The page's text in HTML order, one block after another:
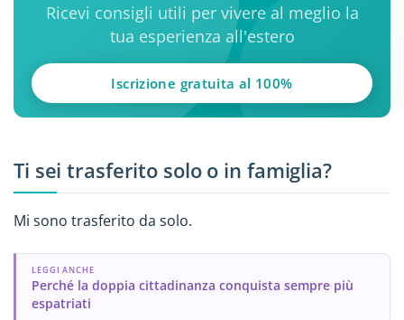
Ricevi consigli utili per vivere al meglio la
tua esperienza all'estero
Iscrizione gratuita al 100%
Ti sei trasferito solo o in famiglia?
Mi sono trasferito da solo.
LEGGI ANCHE
Perché la doppia cittadinanza conquista sempre più
espatriati